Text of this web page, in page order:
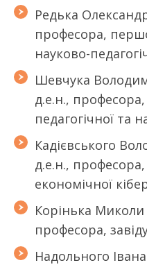
Редька
професора,
науково-
Шевчука
д.е.н.,
педагогічної та
Кадієвського
д.е.н.,
економічної
Корінька
професора,
Надольного